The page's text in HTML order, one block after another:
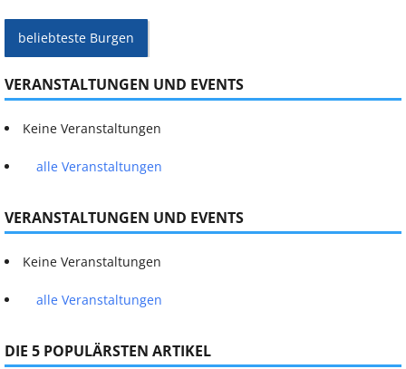
beliebteste Burgen
VERANSTALTUNGEN UND EVENTS
Keine Veranstaltungen
alle Veranstaltungen
VERANSTALTUNGEN UND EVENTS
Keine Veranstaltungen
alle Veranstaltungen
DIE 5 POPULÄRSTEN ARTIKEL